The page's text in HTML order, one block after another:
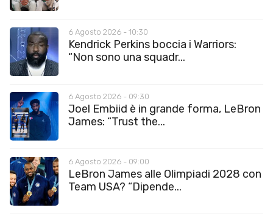
6 Agosto 2026 - 10:30
Kendrick Perkins boccia i Warriors:
“Non sono una squadr...
6 Agosto 2026 - 09:30
Joel Embiid è in grande forma, LeBron
James: “Trust the...
6 Agosto 2026 - 09:00
LeBron James alle Olimpiadi 2028 con
Team USA? “Dipende...